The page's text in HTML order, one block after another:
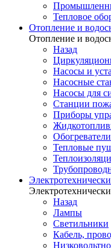
Тепловое
Отопление и
Отопление и
Назад
Насосы и
Насосные
Насосы для
Станции
Приборы
Обогреватели
Тепловые
Назад
Лампы
Светильники
Кабель,